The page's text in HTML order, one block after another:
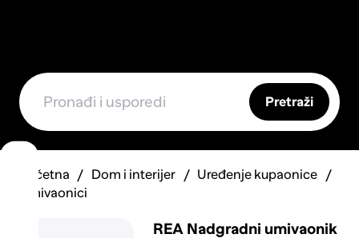
Pretraži
Početna Dom i interijer
Uređenje kupaonice
Umivaonici
REA Nadgradni umivaonik